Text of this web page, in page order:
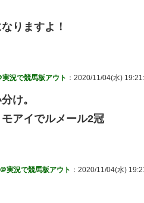
りますよ！
況で競馬板アウト ：2020/11/04(水)
け。
アイでルメール2冠
実況で競馬板アウト ：2020/11/04(水)